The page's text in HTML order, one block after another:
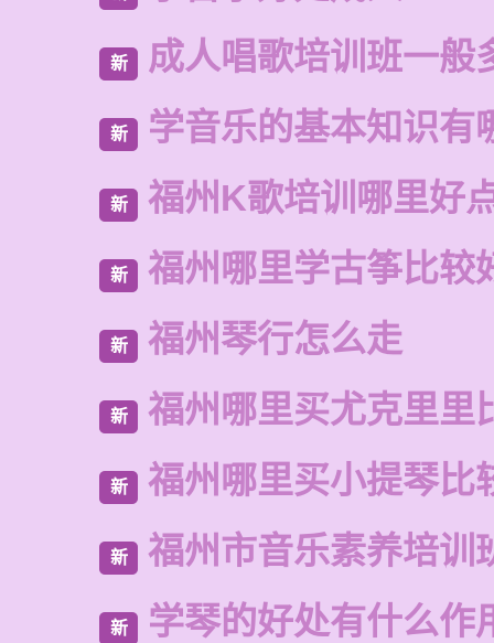
新 成人唱歌培训班一般
新 学音乐的基本知识有
新 福州K歌培训哪里好
新 福州哪里学古筝比较
新 福州琴行怎么走
新 福州哪里买尤克里里
新 福州哪里买小提琴比
新 福州市音乐素养培训
新 学琴的好处有什么作